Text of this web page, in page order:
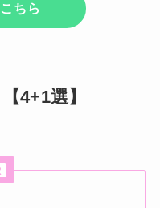
ちら
4+1選】